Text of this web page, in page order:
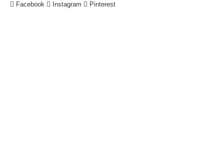
Facebook Instagram Pinterest